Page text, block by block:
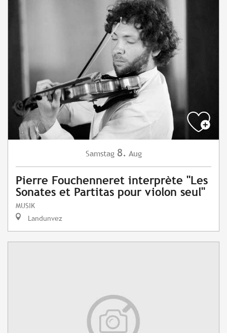
Samstag 8. Aug
Pierre Fouchenneret interprète "Les
Sonates et Partitas pour violon seul"
MUSIK
Landunvez